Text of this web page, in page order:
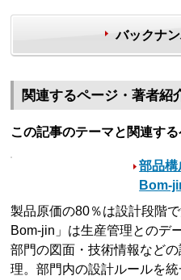
バックナ
関連するページ・著者紹
この記事のテーマと関連す
部品構
Bom-
製品原価の80％は設計段階
Bom-jin」は生産管理とのデ
部門の図面・技術情報など
理。部門内の設計ルールを